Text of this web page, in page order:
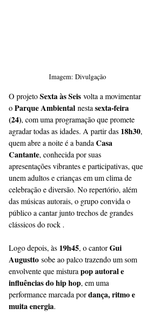
Imagem: Divulgação
O projeto Sexta às Seis volta a movimentar
o Parque Ambiental nesta sexta-feira
(24), com uma programação que promete
agradar todas as idades. A partir das 18h30,
quem abre a noite é a banda Casa
Cantante, conhecida por suas
apresentações vibrantes e participativas, que
unem adultos e crianças em um clima de
celebração e diversão. No repertório, além
das músicas autorais, o grupo convida o
público a cantar junto trechos de grandes
clássicos do rock .
Logo depois, às 19h45, o cantor Gui
Augustto sobe ao palco trazendo um som
envolvente que mistura pop autoral e
influências do hip hop, em uma
performance marcada por dança, ritmo e
muita energia.